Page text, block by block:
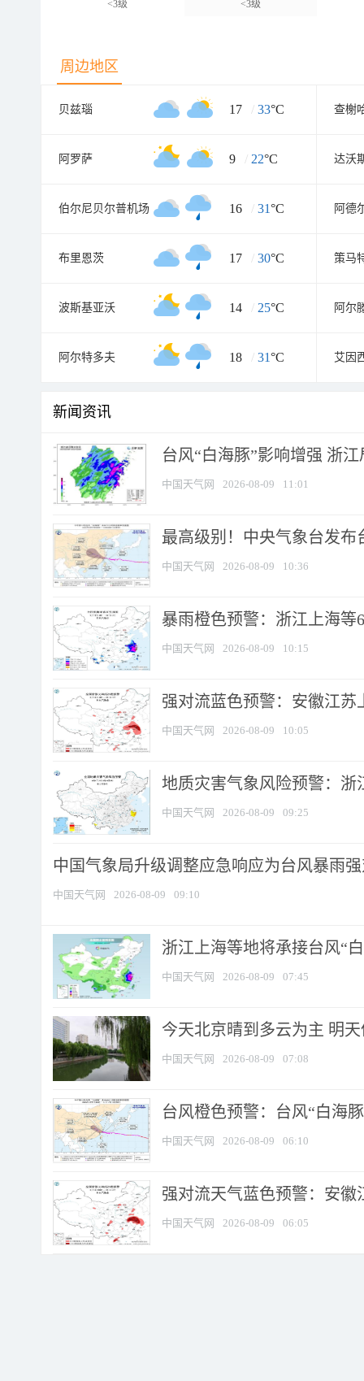
<3级 <3级
周边地区
贝兹瑙 17 / 33°C 查榭
阿罗萨 9 / 22°C 达沃
伯尔尼贝尔普机场 16 / 31°C 阿德
布里恩茨 17 / 30°C 策马
波斯基亚沃 14 / 25°C 阿尔
阿尔特多夫 18 / 31°C 艾因
新闻资讯
台风“白海豚”影响增强 浙
中国天气网 2026-08-09 11:01
最高级别！中央气象台发布
中国天气网 2026-08-09 10:36
暴雨橙色预警：浙江上海等
中国天气网 2026-08-09 10:15
强对流蓝色预警：安徽江苏
中国天气网 2026-08-09 10:05
地质灾害气象风险预警：浙
中国天气网 2026-08-09 09:25
中国气象局升级调整应急响应为台风暴雨
中国天气网 2026-08-09 09:10
浙江上海等地将承接台风“
中国天气网 2026-08-09 07:45
今天北京晴到多云为主 明
中国天气网 2026-08-09 07:08
台风橙色预警：台风“白海
中国天气网 2026-08-09 06:10
强对流天气蓝色预警：安徽
中国天气网 2026-08-09 06:05